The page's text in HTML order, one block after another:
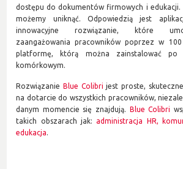
dostępu do dokumentów firmowych i
możemy uniknąć. Odpowiedzią jest
innowacyjne rozwiązanie, które
zaangażowania pracowników poprzez w
platformę, którą można zainstalować
komórkowym.
Rozwiązanie Blue Colibri jest proste,
na dotarcie do wszystkich pracowników,
danym momencie się znajdują. Blue Colibri
takich obszarach jak: administracja HR,
edukacja.